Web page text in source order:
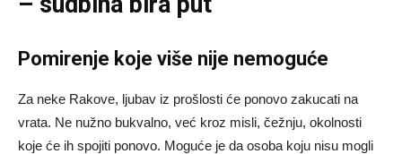
Pomirenje koje više nije nemoguće
Za neke Rakove, ljubav iz prošlosti će ponovo zakucati na
vrata. Ne nužno bukvalno, već kroz misli, čežnju, okolnosti
koje će ih spojiti ponovo. Moguće je da osoba koju nisu mogli